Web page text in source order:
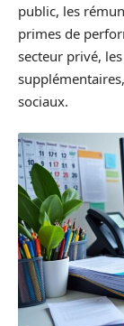
public, les
primes de
secteur privé,
sociaux.